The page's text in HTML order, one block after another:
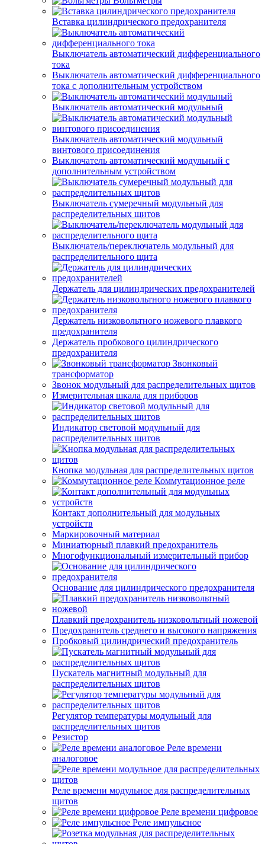
Вставка цилиндрического предохранителя
Выключатель автоматический дифференциального
тока
Выключатель автоматический дифференциального
тока с дополнительным устройством
Выключатель автоматический модульный
Выключатель автоматический модульный
винтового присоединения
Выключатель автоматический модульный с
дополнительным устройством
Выключатель сумеречный модульный для
распределительных щитов
Выключатель/переключатель модульный для
распределительного щита
Держатель для цилиндрических предохранителей
Держатель низковольтного ножевого плавкого
предохранителя
Держатель пробкового цилиндрического
предохранителя
Звонковый
трансформатор
Звонок модульный для распределительных щитов
Измерительная шкала для приборов
Индикатор световой модульный для
распределительных щитов
Кнопка модульная для распределительных щитов
Коммутационное реле
Контакт дополнительный для модульных
устройств
Маркировочный материал
Миниатюрный плавкий предохранитель
Многофункциональный измерительный прибор
Основание для цилиндрического предохранителя
Плавкий предохранитель низковольтный ножевой
Предохранитель среднего и высокого напряжения
Пробковый цилиндрический предохранитель
Пускатель магнитный модульный для
распределительных щитов
Регулятор температуры модульный для
распределительных щитов
Резистор
Реле времени
аналоговое
Реле времени модульное для распределительных
щитов
Реле времени цифровое
Реле импульсное